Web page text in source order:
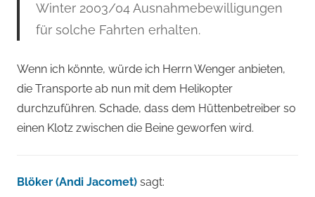
Winter 2003/04 Ausnahmebewilligungen
für solche Fahrten erhalten.
Wenn ich könnte, würde ich Herrn Wenger anbieten,
die Transporte ab nun mit dem Helikopter
durchzuführen. Schade, dass dem Hüttenbetreiber so
einen Klotz zwischen die Beine geworfen wird.
Blöker (Andi Jacomet) sagt: